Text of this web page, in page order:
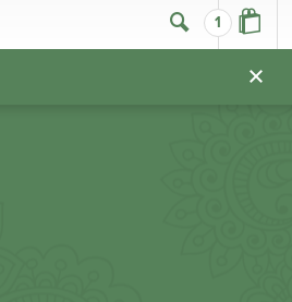
1